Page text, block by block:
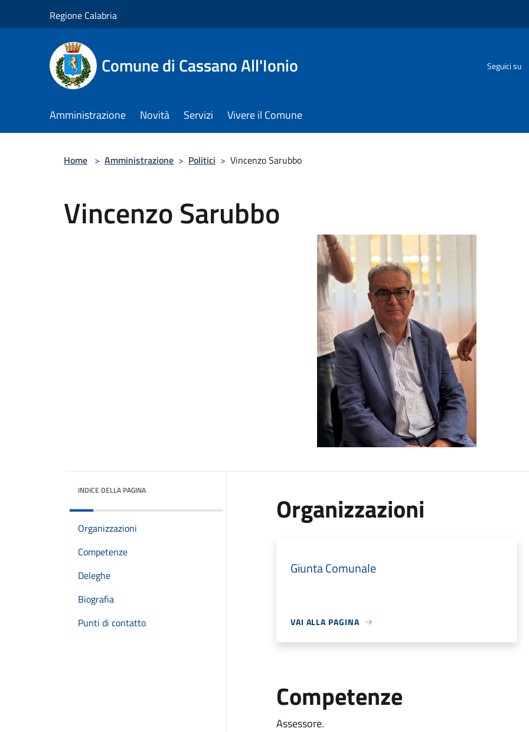
Regione Calabria
Comune di Cassano All'Ionio Seguici su
Amministrazione Novità Servizi Vivere il Comune
Home > Amministrazione > Politici > Vincenzo Sarubbo
Vincenzo Sarubbo
INDICE DELLA PAGINA
Organizzazioni
Competenze
Deleghe
Biografia
Punti di contatto
Organizzazioni
Giunta Comunale
VAI ALLA PAGINA
Competenze
Assessore.